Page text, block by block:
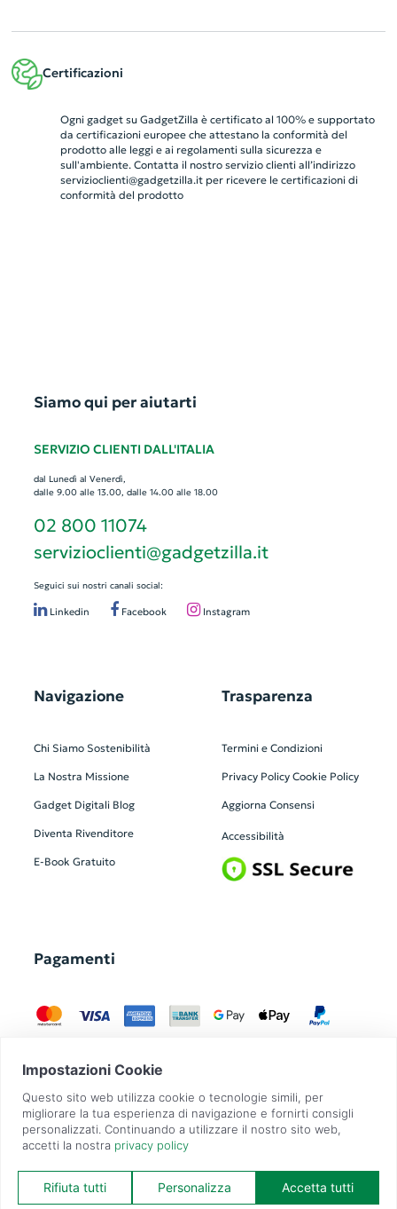
Certificazioni
Ogni gadget su GadgetZilla è certificato al 100% e supportato
da certificazioni europee che attestano la conformità del
prodotto alle leggi e ai regolamenti sulla sicurezza e
sull'ambiente. Contatta il nostro servizio clienti all’indirizzo
servizioclienti@gadgetzilla.itper ricevere le certificazioni di
conformità del prodotto
Siamo qui per aiutarti
SERVIZIO CLIENTI DALL'ITALIA
dal Lunedì al Venerdì,
dalle 9.00 alle 13.00, dalle 14.00 alle 18.00
02 800 11074
servizioclienti@gadgetzilla.it
Seguici sui nostri canali social:
Linkedin Facebook Instagram
Navigazione
Chi Siamo Sostenibilità
La Nostra Missione
Gadget Digitali Blog
Diventa Rivenditore
E-Book Gratuito
Trasparenza
Termini e Condizioni
Privacy Policy Cookie Policy
Aggiorna Consensi
Accessibilità
Pagamenti
GadgetZilla è un Brand di Overbi S.r.l.| realizzato con Contit
| © 2026 Tutti
i diritti riservati | P.IVA: 09351560967